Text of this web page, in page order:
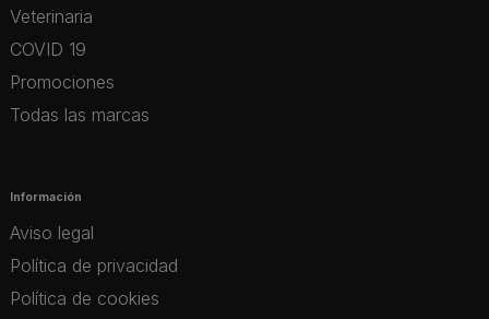
Veterinaria
COVID 19
Promociones
Todas las marcas
Información
Aviso legal
Política de privacidad
Política de cookies